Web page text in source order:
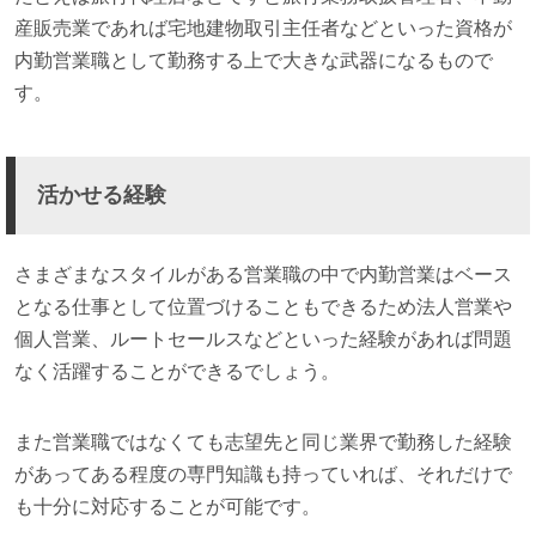
産販売業であれば宅地建物取引主任者などといった資格が
内勤営業職として勤務する上で大きな武器になるもので
す。
活かせる経験
さまざまなスタイルがある営業職の中で内勤営業はベース
となる仕事として位置づけることもできるため法人営業や
個人営業、ルートセールスなどといった経験があれば問題
なく活躍することができるでしょう。
また営業職ではなくても志望先と同じ業界で勤務した経験
があってある程度の専門知識も持っていれば、それだけで
も十分に対応することが可能です。